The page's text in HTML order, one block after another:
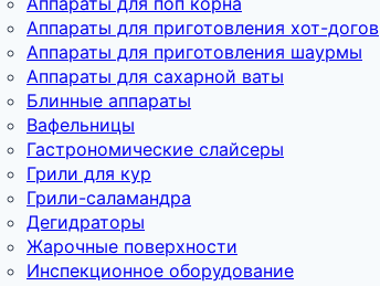
Аппараты для приготовления хот-догов
Аппараты для приготовления шаурмы
Аппараты для сахарной ваты
Блинные аппараты
Вафельницы
Гастрономические слайсеры
Грили для кур
Грили-саламандра
Дегидраторы
Жарочные поверхности
Инспекционное оборудование